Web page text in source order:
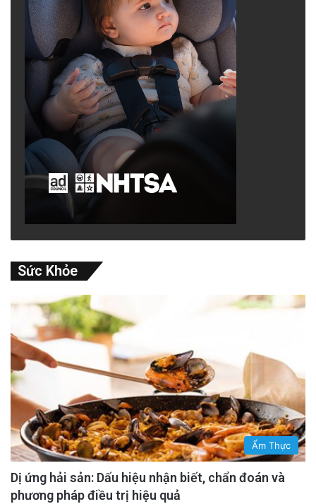
Sức Khỏe
Ẩm Thực
Dị ứng hải sản: Dấu hiệu nhận biết, chẩn đoán và
phương pháp điều trị hiệu quả